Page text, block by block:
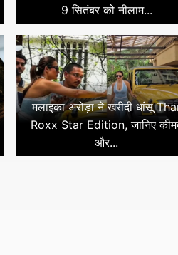
9 सितंबर को नीलाम...
मलाइका अरोड़ा ने खरीदी धांसू
Roxx Star Edition, जानिए
और...